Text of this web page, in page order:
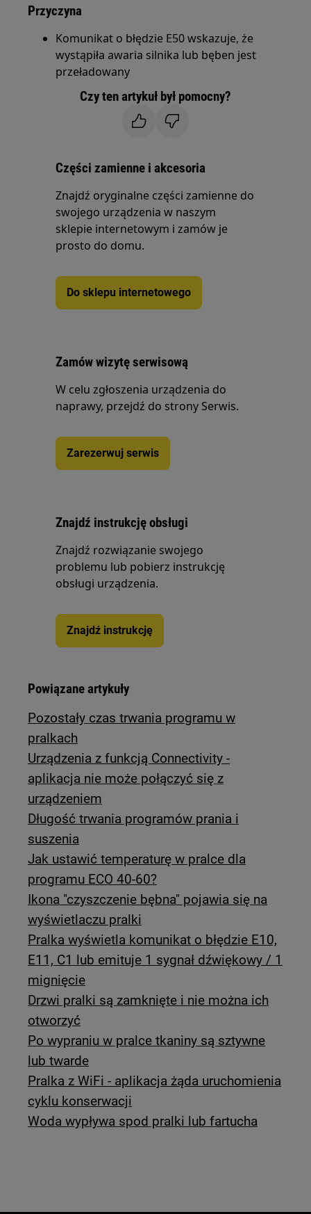
Przyczyna
Komunikat o błędzie E50 wskazuje, że
wystąpiła awaria silnika lub bęben jest
przeładowany
Czy ten artykuł był pomocny?
Części zamienne i akcesoria
Znajdź oryginalne części zamienne do
swojego urządzenia w naszym
sklepie internetowym i zamów je
prosto do domu.
Do sklepu internetowego
Zamów wizytę serwisową
W celu zgłoszenia urządzenia do
naprawy, przejdź do strony Serwis.
Zarezerwuj serwis
Znajdź instrukcję obsługi
Znajdź rozwiązanie swojego
problemu lub pobierz instrukcję
obsługi urządzenia.
Znajdź instrukcję
Powiązane artykuły
Pozostały czas trwania programu w
pralkach
Urządzenia z funkcją Connectivity -
aplikacja nie może połączyć się z
urządzeniem
Długość trwania programów prania i
suszenia
Jak ustawić temperaturę w pralce dla
programu ECO 40-60?
Ikona "czyszczenie bębna" pojawia się na
wyświetlaczu pralki
Pralka wyświetla komunikat o błędzie E10,
E11, C1 lub emituje 1 sygnał dźwiękowy / 1
mignięcie
Drzwi pralki są zamknięte i nie można ich
otworzyć
Po wypraniu w pralce tkaniny są sztywne
lub twarde
Pralka z WiFi - aplikacja żąda uruchomienia
cyklu konserwacji
Woda wypływa spod pralki lub fartucha